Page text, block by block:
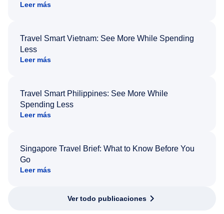
Leer más
Travel Smart Vietnam: See More While Spending
Less
Leer más
Travel Smart Philippines: See More While
Spending Less
Leer más
Singapore Travel Brief: What to Know Before You
Go
Leer más
Ver todo publicaciones